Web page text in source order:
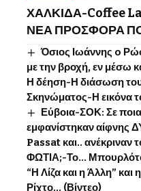
ΧΑΛΚΙΔΑ-Coffee
ΝΕΑ ΠΡΟΣΦΟΡΑ
Όσιος Ιωάννης o
με την βροχή, εν μέσω
Η δέηση-Η διάσωση του
Σκηνώματος-Η εικόνα
Εύβοια-ΣΟΚ: Σε
εμφανίστηκαν αίφνης
Passat και..
ΦΩΤΙΑ;-Το… Μπουρλότο-
“Η Λίζα και η Άλλη” και
Ρίχτο… (Βίντεο)